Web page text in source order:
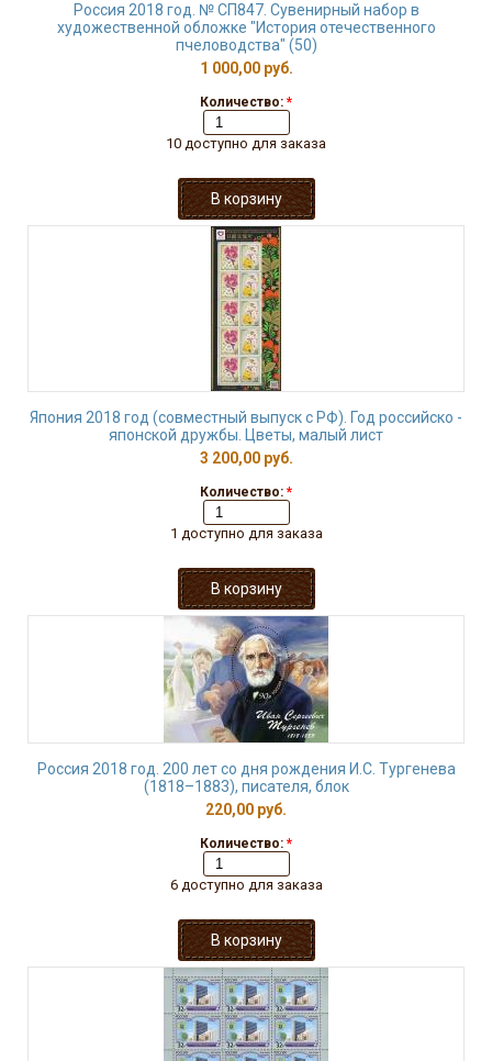
Россия 2018 год. № СП847. Сувенирный набор в
художественной обложке "История отечественного
пчеловодства" (50)
1 000,00 руб.
Количество: *
10 доступно для заказа
Япония 2018 год (совместный выпуск с РФ). Год российско -
японской дружбы. Цветы, малый лист
3 200,00 руб.
Количество: *
1 доступно для заказа
Россия 2018 год. 200 лет со дня рождения И.С. Тургенева
(1818–1883), писателя, блок
220,00 руб.
Количество: *
6 доступно для заказа